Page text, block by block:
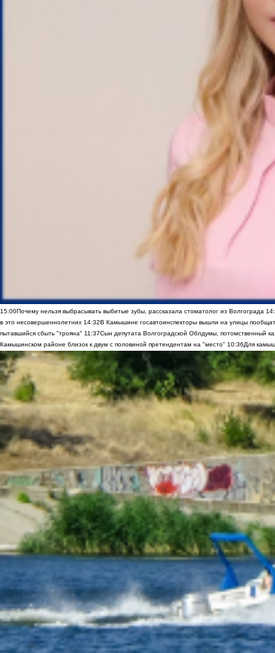
15:00Почему нельзя выбрасывать выбитые зубы, рассказала стоматолог из Волгограда
в это несовершеннолетних 14:32В Камышине госавтоинспекторы вышли на улицы
пытавшийся сбыть "трояна" 11:37Сын депутата Волгоградской Облдумы, потомственный
Камышинском районе близок к двум с половиной претендентам на "место" 10:36Для